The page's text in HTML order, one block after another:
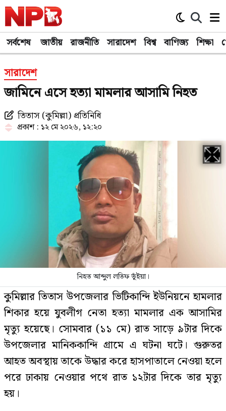
সর্বশেষ জাতীয় রাজনীতি সারাদেশ বিশ্ব বাণিজ্য শিক্ষা
সারাদেশ
জামিনে এসে হত্যা মামলার আসামি নিহত
তিতাস (কুমিল্লা) প্রতিনিধি
প্রকাশ : ১২ মে ২০২৬, ১২:২০
নিহত আব্দুল লতিফ ভূঁইয়া।
কুমিল্লার তিতাস উপজেলার ভিটিকান্দি ইউনিয়নে হামলার
শিকার হয়ে যুবলীগ নেতা হত্যা মামলার এক আসামির
মৃত্যু হয়েছে। সোমবার (১১ মে) রাত সাড়ে ৯টার দিকে
উপজেলার মানিককান্দি গ্রামে এ ঘটনা ঘটে। গুরুতর
আহত অবস্থায় তাকে উদ্ধার করে হাসপাতালে নেওয়া হলে
পরে ঢাকায় নেওয়ার পথে রাত ১২টার দিকে তার মৃত্যু
হয়।